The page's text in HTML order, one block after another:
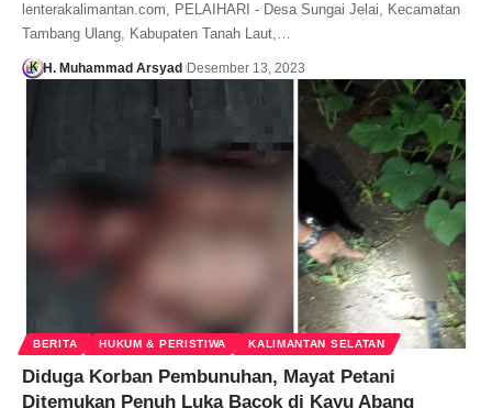
lenterakalimantan.com, PELAIHARI - Desa Sungai Jelai, Kecamatan
Tambang Ulang, Kabupaten Tanah Laut,…
H. Muhammad Arsyad Desember 13, 2023
BERITA HUKUM & PERISTIWA KALIMANTAN SELATAN
Diduga Korban Pembunuhan, Mayat Petani
Ditemukan Penuh Luka Bacok di Kayu Abang